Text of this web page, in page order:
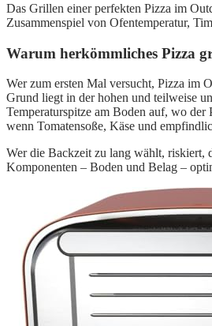
Das Grillen einer perfekten Pizza im
Zusammenspiel von Ofentemperatur,
Warum herkömmliches Pizza
Wer zum ersten Mal versucht, Pizza im
Grund liegt in der hohen und teilweise
Temperaturspitze am Boden auf, wo
wenn Tomatensoße, Käse und
Wer die Backzeit zu lang wählt, riskiert,
Komponenten – Boden und Belag –